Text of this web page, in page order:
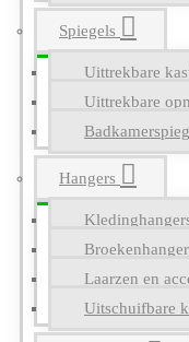
Spiegels
Uittrekbare
Uittrekbare
Hangers
Laarzen en
Uitschuifbare